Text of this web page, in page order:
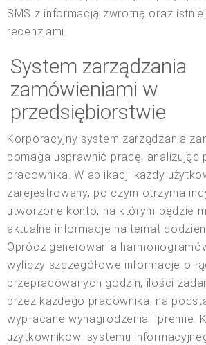
SMS z informacją zwrotną oraz
recenzjami.
System zarządzania
zamówieniami w
przedsiębiorstwie
Korporacyjny system zarządzania
pomaga usprawnić pracę, analizując
pracownika. W aplikacji każdy
zarejestrowany, po czym otrzyma
utworzone konto, na którym będzie
aktualne informacje na temat
Oprócz generowania
wyliczy szczegółowe informacje o
przepracowanych godzin, ilości
przez każdego pracownika, na
wypłacane wynagrodzenia i premie.
użytkownikowi systemu